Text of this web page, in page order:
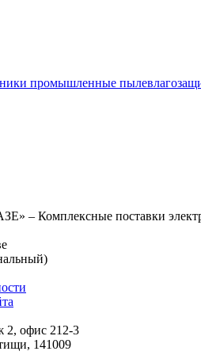
промышленные
– Комплексные поставки
2, офис 212-3
, 141009